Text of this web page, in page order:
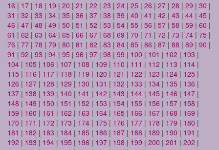
16 | 17 | 18 | 19 | 20 | 21 | 22 | 23 | 24 | 25 | 26 | 27 | 28 | 29 | 30 |
31 | 32 | 33 | 34 | 35 | 36 | 37 | 38 | 39 | 40 | 41 | 42 | 43 | 44 | 45 |
46 | 47 | 48 | 49 | 50 | 51 | 52 | 53 | 54 | 55 | 56 | 57 | 58 | 59 | 60 |
61 | 62 | 63 | 64 | 65 | 66 | 67 | 68 | 69 | 70 | 71 | 72 | 73 | 74 | 75 |
76 | 77 | 78 | 79 | 80 | 81 | 82 | 83 | 84 | 85 | 86 | 87 | 88 | 89 | 90 |
91 | 92 | 93 | 94 | 95 | 96 | 97 | 98 | 99 | 100 | 101 | 102 | 103 |
104 | 105 | 106 | 107 | 108 | 109 | 110 | 111 | 112 | 113 | 114 |
115 | 116 | 117 | 118 | 119 | 120 | 121 | 122 | 123 | 124 | 125 |
126 | 127 | 128 | 129 | 130 | 131 | 132 | 133 | 134 | 135 | 136 |
137 | 138 | 139 | 140 | 141 | 142 | 143 | 144 | 145 | 146 | 147 |
148 | 149 | 150 | 151 | 152 | 153 | 154 | 155 | 156 | 157 | 158 |
159 | 160 | 161 | 162 | 163 | 164 | 165 | 166 | 167 | 168 | 169 |
170 | 171 | 172 | 173 | 174 | 175 | 176 | 177 | 178 | 179 | 180 |
181 | 182 | 183 | 184 | 185 | 186 | 187 | 188 | 189 | 190 | 191 |
192 | 193 | 194 | 195 | 196 | 197 | 198 | 199 | 200 | 201 | 202 |